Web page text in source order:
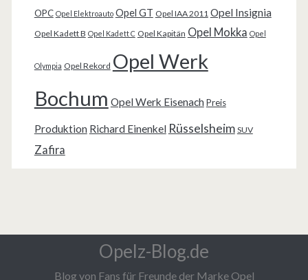
OPC Opel Elektroauto Opel GT Opel IAA 2011 Opel Insignia
Opel Kadett B Opel Kadett C Opel Kapitän Opel Mokka Opel
Olympia Opel Rekord Opel Werk
Bochum Opel Werk Eisenach Preis
Produktion Richard Einenkel Rüsselsheim SUV
Zafira
Opelz-Blog.de
Blog von Fans für Freunde der Marke Opel